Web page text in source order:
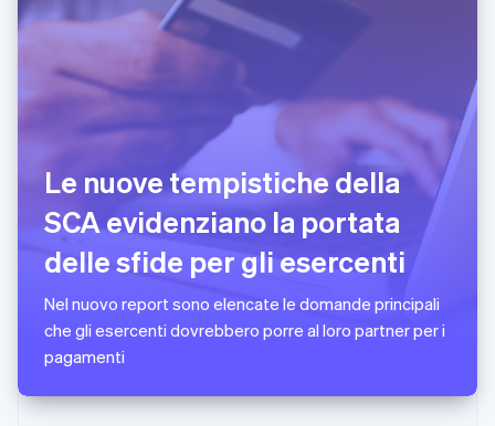
Le nuove tempistiche della
SCA evidenziano la portata
delle sfide per gli esercenti
Nel nuovo report sono elencate le domande principali
che gli esercenti dovrebbero porre al loro partner per i
pagamenti
Liechtenstein
English
Lituania
Lussemburgo
English
Malaysia
English简体中文
Malta
Messico
Norvegia
English
Nuova Zelanda
Paesi Bassi